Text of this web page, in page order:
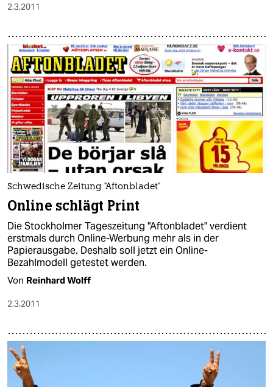
2.3.2011
Schwedische Zeitung "Aftonbladet"
Online schlägt Print
Die Stockholmer Tageszeitung "Aftonbladet" verdient
erstmals durch Online-Werbung mehr als in der
Papierausgabe. Deshalb soll jetzt ein Online-
Bezahlmodell getestet werden.
Von Reinhard Wolff
2.3.2011